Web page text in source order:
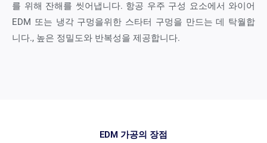
를 위해 잔해를 씻어냅니다. 항공 우주 구성 요소에서 와이어
EDM 또는 냉각 구멍을위한 스타터 구멍을 만드는 데 탁월합
니다., 높은 정밀도와 반복성을 제공합니다.
EDM 가공의 장점